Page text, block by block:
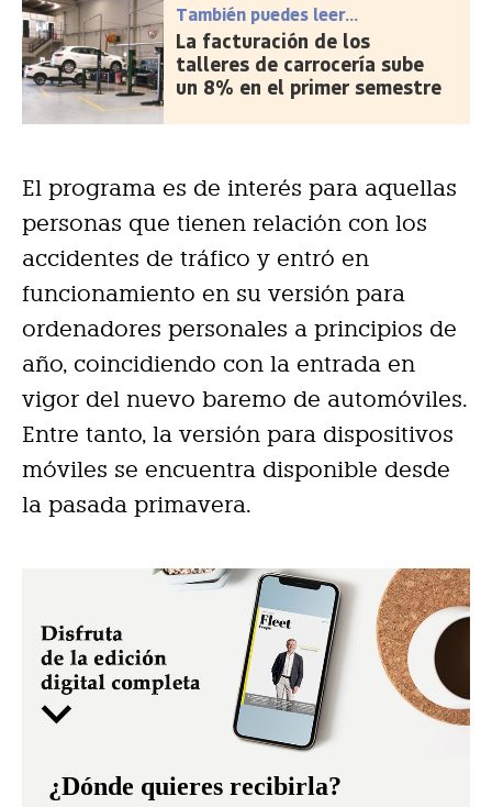
También puedes leer...
La facturación de los
talleres de carrocería sube
un 8% en el primer semestre
El programa es de interés para aquellas
personas que tienen relación con los
accidentes de tráfico y entró en
funcionamiento en su versión para
ordenadores personales a principios de
año, coincidiendo con la entrada en
vigor del nuevo baremo de automóviles.
Entre tanto, la versión para dispositivos
móviles se encuentra disponible desde
la pasada primavera.
¿Dónde quieres recibirla?